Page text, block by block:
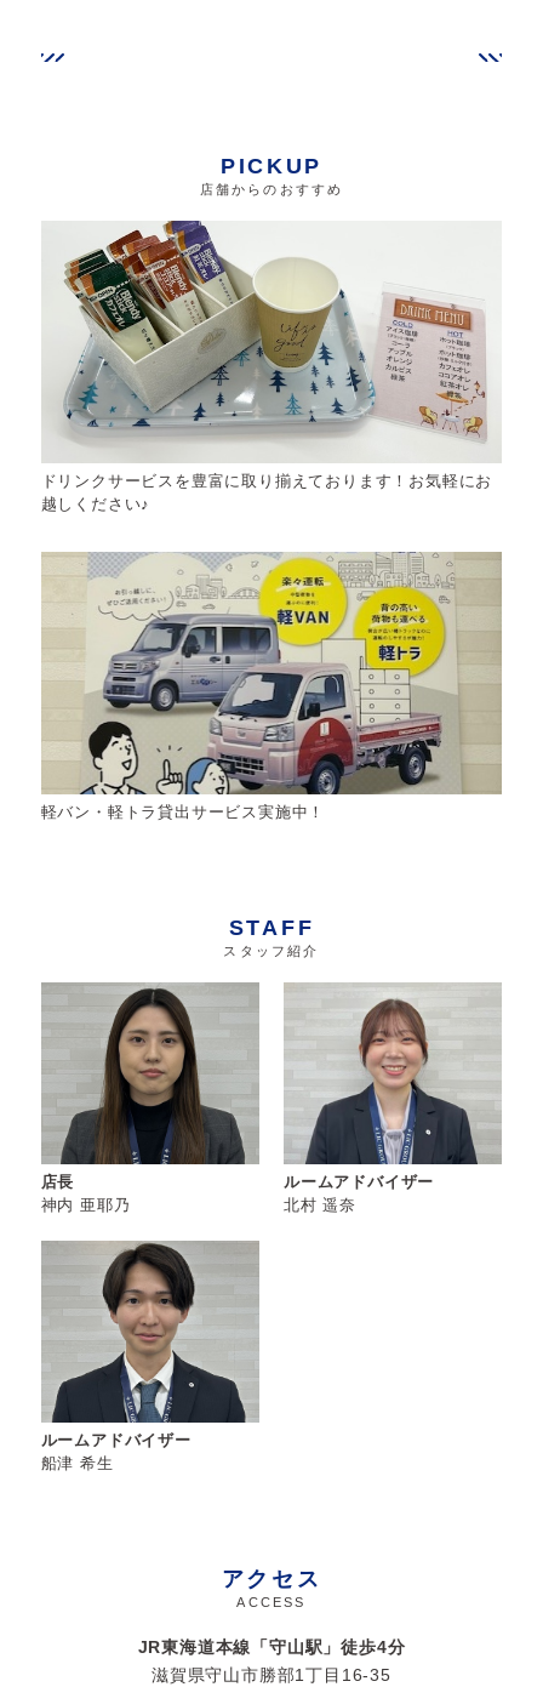
PICKUP
店舗からのおすすめ
ドリンクサービスを豊富に取り揃えております！お気軽にお
越しください♪
軽バン・軽トラ貸出サービス実施中！
STAFF
スタッフ紹介
店長
神内 亜耶乃
ルームアドバイザー
北村 遥奈
ルームアドバイザー
船津 希生
アクセス
ACCESS
JR東海道本線「守山駅」徒歩4分
滋賀県守山市勝部1丁目16-35